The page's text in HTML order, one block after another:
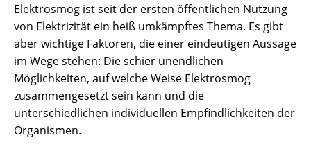
Elektrosmog ist seit der ersten öffentlichen Nutzung
von Elektrizität ein heiß umkämpftes Thema. Es gibt
aber wichtige Faktoren, die einer eindeutigen Aussage
im Wege stehen: Die schier unendlichen
Möglichkeiten, auf welche Weise Elektrosmog
zusammengesetzt sein kann und die
unterschiedlichen individuellen Empfindlichkeiten der
Organismen.